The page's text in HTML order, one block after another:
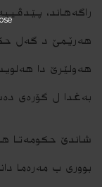
راگه‌هاند،
هه‌رێمێ د گه‌ل
هه‌ولێرێ دا
به‌غدا ل گۆره‌ى
شاندێ حكومه‌تا
بوورى ب مه‌ره‌ما